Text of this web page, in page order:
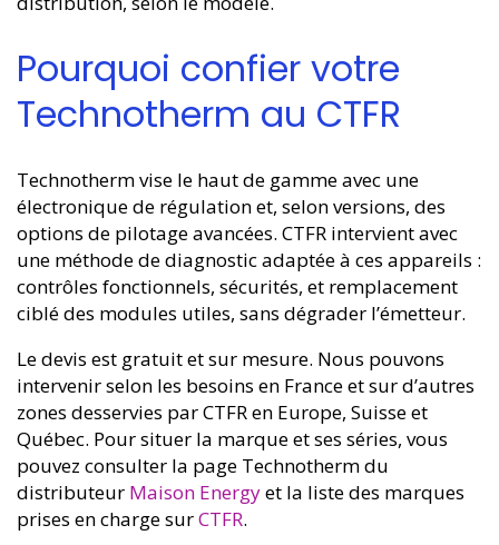
Pourquoi confier votre
Technotherm au CTFR
Technotherm vise le haut de gamme avec une
électronique de régulation et, selon versions, des
options de pilotage avancées. CTFR intervient avec
une méthode de diagnostic adaptée à ces appareils :
contrôles fonctionnels, sécurités, et remplacement
ciblé des modules utiles, sans dégrader l’émetteur.
Le devis est gratuit et sur mesure. Nous pouvons
intervenir selon les besoins en France et sur d’autres
zones desservies par CTFR en Europe, Suisse et
Québec. Pour situer la marque et ses séries, vous
pouvez consulter la page Technotherm du
distributeur Maison Energyet la liste des marques
prises en charge surCTFR.